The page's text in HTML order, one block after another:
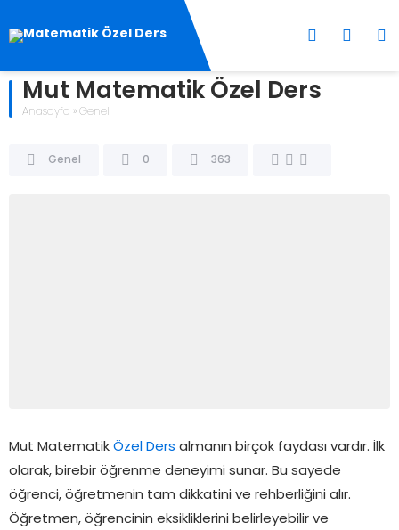
Mut Matematik Özel Ders
Anasayfa » Genel
Genel 0 363
Mut Matematik Özel Ders almanın birçok faydası vardır. İlk
olarak, birebir öğrenme deneyimi sunar. Bu sayede
öğrenci, öğretmenin tam dikkatini ve rehberliğini alır.
Öğretmen, öğrencinin eksikliklerini belirleyebilir ve